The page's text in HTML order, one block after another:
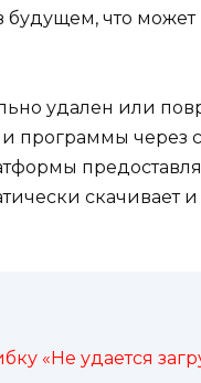
что может
удален или
программы через
скачивает
«Не удается